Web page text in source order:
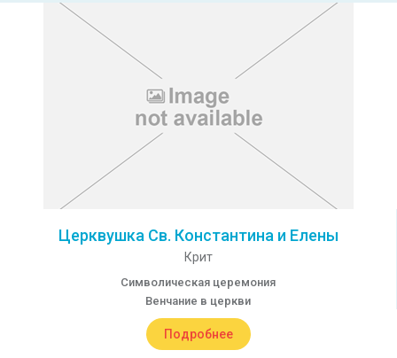
Церквушка Св. Константина и Елены
Крит
Символическая церемония
Венчание в церкви
Подробнее